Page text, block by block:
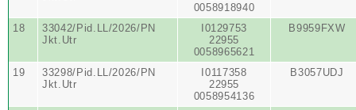
0058918940
18
33042/Pid.LL/2026/PN
Jkt.Utr
I0129753
22955
0058965621
B9959FXW
19
33298/Pid.LL/2026/PN
Jkt.Utr
I0117358
22955
0058954136
B3057UDJ